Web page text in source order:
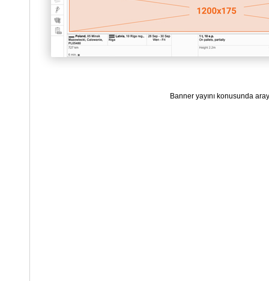
Banner yayını konusunda